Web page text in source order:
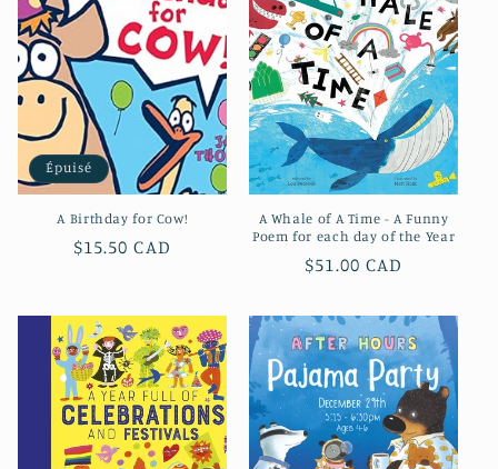
c
t
i
o
n Épuisé
A Birthday for Cow!
Prix
$15.50 CAD
A Whale of A Time - A Funny
Poem for each day of the Year
Prix
$51.00 CAD